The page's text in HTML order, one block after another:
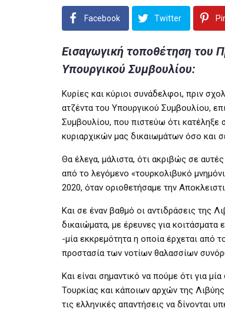
Facebook Twitter
Εισαγωγική τοποθέτηση του
Υπουργικού Συμβουλίου:
Κυρίες και κύριοι συνάδελφοι, πριν
ατζέντα του Υπουργικού Συμβουλίου,
Συμβουλίου, που πιστεύω ότι κατέληξε
κυριαρχικών μας δικαιωμάτων όσο και
Θα έλεγα, μάλιστα, ότι ακριβώς σε
από το λεγόμενο «τουρκολιβυκό
2020, όταν οριοθετήσαμε την
Και σε έναν βαθμό οι αντιδράσεις της
δικαιώματα, με έρευνες για
-μία εκκρεμότητα η οποία έρχεται από
προστασία των νοτίων θαλασσίων
Και είναι σημαντικό να πούμε ότι για
Τουρκίας και κάποιων αρχών της
τις ελληνικές απαντήσεις να δίνονται